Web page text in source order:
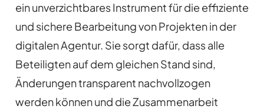
ein unverzichtbares Instrument für die effiziente
und sichere Bearbeitung von Projekten in der
digitalen Agentur. Sie sorgt dafür, dass alle
Beteiligten auf dem gleichen Stand sind,
Änderungen transparent nachvollzogen
werden können und die Zusammenarbeit